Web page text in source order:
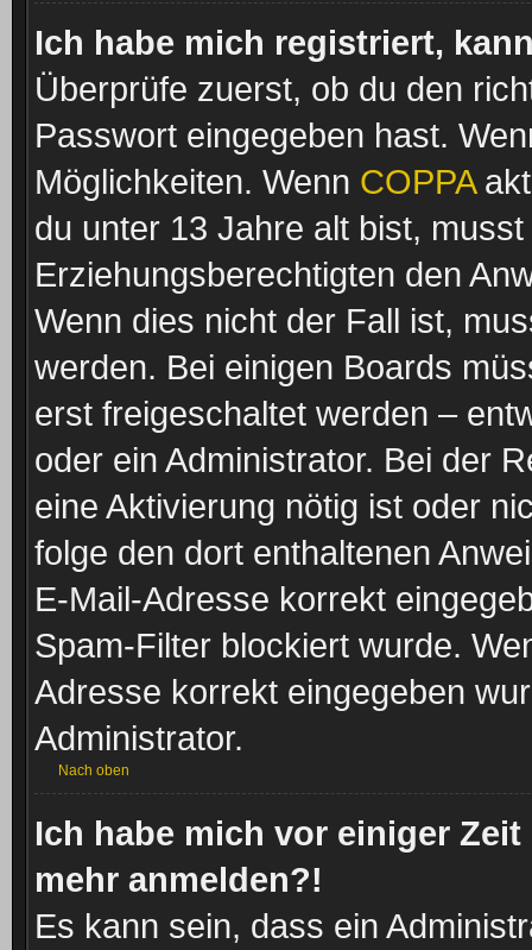
Ich habe mich registriert,
Überprüfe zuerst, ob du den
Passwort eingegeben hast.
Möglichkeiten. Wenn COPPA
du unter 13 Jahre alt bist,
Erziehungsberechtigten den
Wenn dies nicht der Fall ist,
werden. Bei einigen Boards
erst freigeschaltet werden –
oder ein Administrator. Bei der
eine Aktivierung nötig ist oder
folge den dort enthaltenen
E-Mail-Adresse korrekt
Spam-Filter blockiert wurde.
Adresse korrekt eingegeben
Administrator.
Nach oben
Ich habe mich vor einiger
mehr anmelden?!
Es kann sein, dass ein